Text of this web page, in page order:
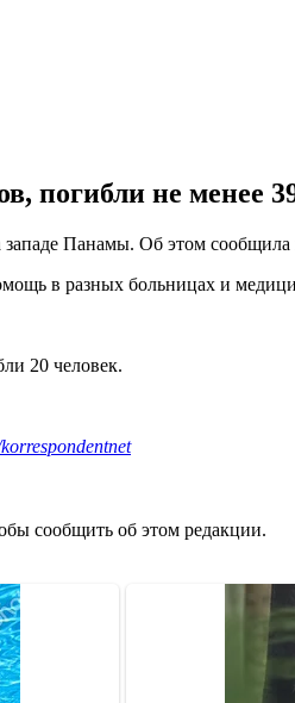
погибли не
Панамы. Об этом
в разных больницах и
20 человек.
сообщить об этом редакции.